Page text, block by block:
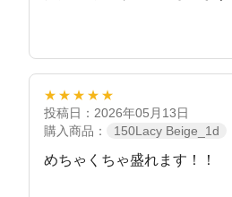
★★★★★
投稿日：2026年05月13日
購入商品：
150Lacy Beige_1d
めちゃくちゃ盛れます！！